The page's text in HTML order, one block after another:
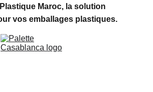
Maroc, la solution
vos emballages plastiques.